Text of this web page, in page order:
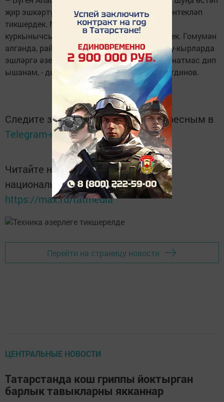
җир эшкәртү техникаларының әзерлеген җентекләп
тикшердек. Механизаторларга техника
куркынычсызлыгы таләпләрен дә җиткердек. Гомумән
алганда, райондагы барлык техника да басу-кырларда
эшләргә әзер. Тырыш, уңган Апас халкы сынатмас дип
ышанам, - дип югары бәя бирде Радик Зыятдинов.
Следите за самым важным и интересным в
Telegram-каналеТатмедиа
Читайте новости Татарстана в
национальном мессенджере MАХ:
https://max.ru/tatmedia
Перейти на страницу новости
ЦЕНТРАЛЬНЫЕ НОВОСТИ
Татарстанда кош гриппы йоктырган
барлык тавыкларны якканнар